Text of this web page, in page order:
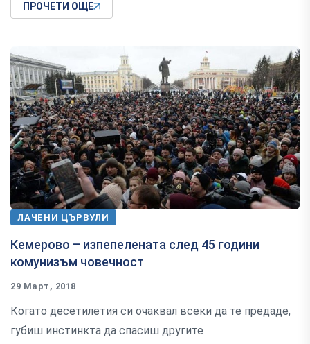
ПРОЧЕТИ ОЩЕ
ЛАЧЕНИ ЦЪРВУЛИ
Кемерово – изпепелената след 45 години
комунизъм човечност
29 Март, 2018
Когато десетилетия си очаквал всеки да те предаде,
губиш инстинкта да спасиш другите